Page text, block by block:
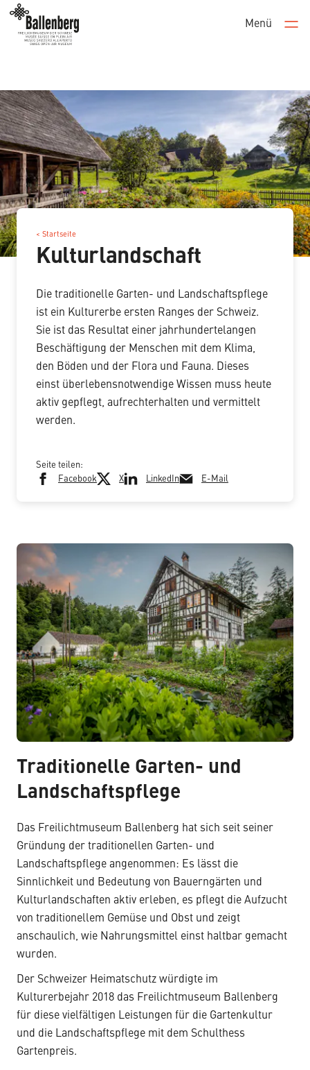
Menü
< Startseite
Kulturlandschaft
Die traditionelle Garten- und Landschaftspflege
ist ein Kulturerbe ersten Ranges der Schweiz.
Sie ist das Resultat einer jahrhundertelangen
Beschäftigung der Menschen mit dem Klima,
den Böden und der Flora und Fauna. Dieses
einst überlebensnotwendige Wissen muss heute
aktiv gepflegt, aufrechterhalten und vermittelt
werden.
Seite teilen:
Facebook
X LinkedIn E-Mail
Traditionelle Garten- und
Landschaftspflege
Das Freilichtmuseum Ballenberg hat sich seit seiner
Gründung der traditionellen Garten- und
Landschaftspflege angenommen: Es lässt die
Sinnlichkeit und Bedeutung von Bauerngärten und
Kulturlandschaften aktiv erleben, es pflegt die Aufzucht
von traditionellem Gemüse und Obst und zeigt
anschaulich, wie Nahrungsmittel einst haltbar gemacht
wurden.
Der Schweizer Heimatschutz würdigte im
Kulturerbejahr 2018 das Freilichtmuseum Ballenberg
für diese vielfältigen Leistungen für die Gartenkultur
und die Landschaftspflege mit dem Schulthess
Gartenpreis.